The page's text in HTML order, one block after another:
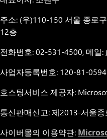
주소: (우)110-150 서울 종로
12층
전화번호: 02-531-4500, 메일:
사업자등록번호: 120-81-
호스팅서비스 제공자:
통신판매신고: 제2013-서울
사이버몰의 이용약관: